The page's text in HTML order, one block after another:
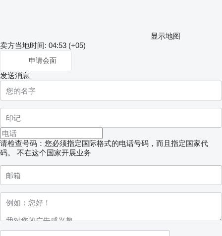
显示地图
卖方当地时间: 04:53 (+05)
申请会面
发送消息
请检查号码：您必须指定国际格式的电话号码，而且指定国家代
码。
不在这个国家开展业务